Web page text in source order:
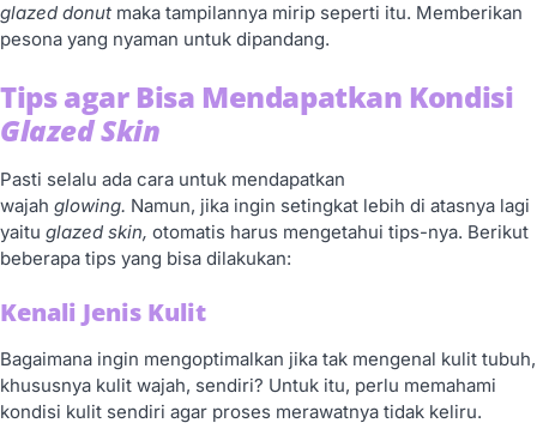
glazed donut maka tampilannya mirip seperti itu. Memberikan
pesona yang nyaman untuk dipandang.
Tips agar Bisa Mendapatkan Kondisi
Glazed Skin
Pasti selalu ada cara untuk mendapatkan
wajah glowing. Namun, jika ingin setingkat lebih di atasnya lagi
yaitu glazed skin, otomatis harus mengetahui tips-nya. Berikut
beberapa tips yang bisa dilakukan:
Kenali Jenis Kulit
Bagaimana ingin mengoptimalkan jika tak mengenal kulit tubuh,
khususnya kulit wajah, sendiri? Untuk itu, perlu memahami
kondisi kulit sendiri agar proses merawatnya tidak keliru.